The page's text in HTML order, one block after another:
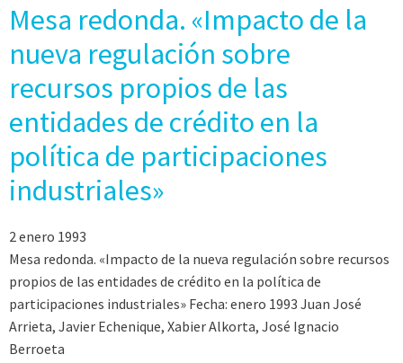
Mesa redonda. «Impacto de la
nueva regulación sobre
recursos propios de las
entidades de crédito en la
política de participaciones
industriales»
2 enero 1993
Mesa redonda. «Impacto de la nueva regulación sobre recursos
propios de las entidades de crédito en la política de
participaciones industriales» Fecha: enero 1993 Juan José
Arrieta, Javier Echenique, Xabier Alkorta, José Ignacio
Berroeta